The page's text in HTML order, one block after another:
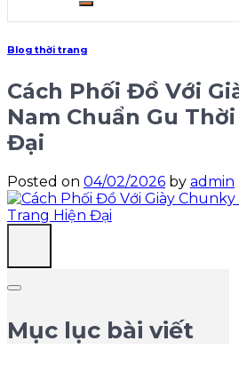
Blog thời trang
Cách Phối Đồ Với
Nam Chuẩn Gu
Đại
Posted on 04/02/2026 by admin
Mục lục bài viết